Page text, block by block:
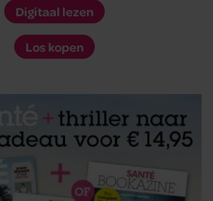
Digitaal lezen
Los kopen